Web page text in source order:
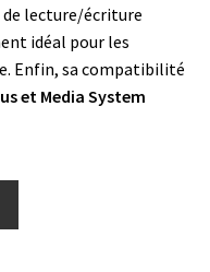
de lecture/écriture
idéal pour les
Enfin, sa compatibilité
et Media System